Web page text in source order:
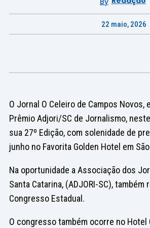
22 maio, 2026
O Jornal O Celeiro de Campos
Prêmio Adjori/SC de Jornalismo,
sua 27º Edição, com solenidade de
junho no Favorita Golden Hotel em
Na oportunidade a Associação dos
Santa Catarina, (ADJORI-SC), também
Congresso Estadual.
O congresso também ocorre no Hotel